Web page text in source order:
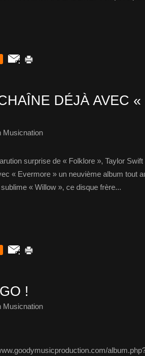
DÉJÀ AVEC «
Musicnation
surprise de « Folklore », Taylor
« Evermore » un neuvième album tout
« Willow », ce disque frère...
!
Musicnation